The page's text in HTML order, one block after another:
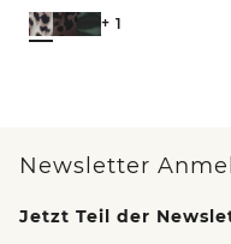
+ 1
Newsletter
Jetzt Teil der